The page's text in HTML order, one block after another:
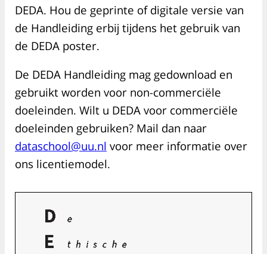
DEDA. Hou de geprinte of digitale versie van
de Handleiding erbij tijdens het gebruik van
de DEDA poster.
De DEDA Handleiding mag gedownload en
gebruikt worden voor non-commerciële
doeleinden. Wilt u DEDA voor commerciële
doeleinden gebruiken? Mail dan naar
dataschool@uu.nl voor meer informatie over
ons licentiemodel.